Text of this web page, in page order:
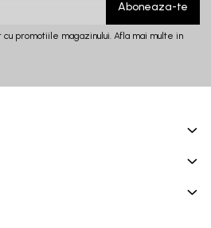
promotiile magazinului. Afla mai multe in